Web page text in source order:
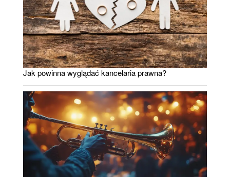
Jak powinna wyglądać kancelaria prawna?